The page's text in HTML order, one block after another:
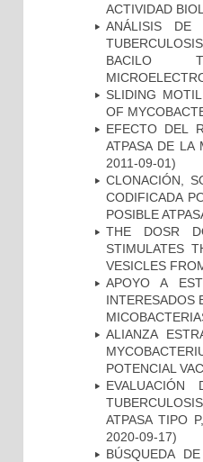
ACTIVIDAD
ANÁLISIS DE
BACILO
SLIDING
OF
EFECTO DEL
ATPASA DE LA
2011-09-01)
CLONACIÓN,
CODIFICADA
POSIBLE
THE DOSR
STIMULATES
VESICLES
APOYO A
INTERESADOS
ALIANZA
POTENCIAL
ATPASA TIPO
2020-09-17)
BÚSQUEDA